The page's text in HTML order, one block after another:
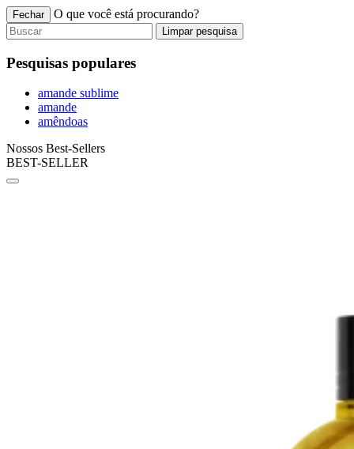
Fechar O que você está procurando?
Limpar pesquisa
Pesquisas populares
amande sublime
amande
amêndoas
Nossos Best-Sellers
BEST-SELLER